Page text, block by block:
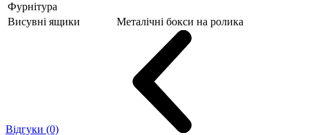
Фурнітура
Висувні ящики
Металічні бокси на ролика
Відгуки (0)